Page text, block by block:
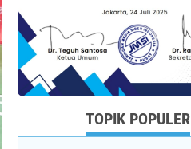
TOPIK POPULER